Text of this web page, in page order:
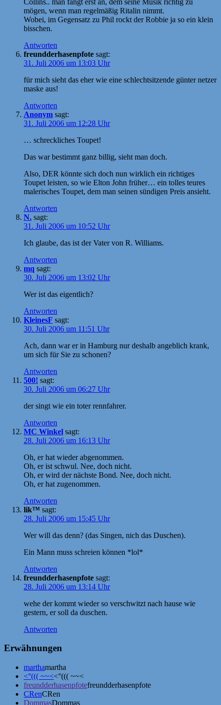
mögen, wenn man regelmäßig Ritalin nimmt.
Wobei, im Gegensatz zu Phil rockt der Robbie ja so ein klein
bisschen.
Antworten
freundderhasenpfote sagt:
31. Juli 2006 um 13:03 Uhr
für mich sieht das eher wie eine schlechtsitzende günter netzer
maske aus!
Antworten
Anonym sagt:
31. Juli 2006 um 12:28 Uhr
… schreckliches Toupet!
Das war bestimmt ganz billig, sieht man doch.
Also, DER könnte sich doch nun wirklich ein richtiges
Toupet leisten, so wie Elton John früher… ein tolles teures
malerisches Toupet, dem man seinen sündigen Preis ansieht.
Antworten
N. sagt:
31. Juli 2006 um 10:52 Uhr
Ich glaube, das ist der Vater von R. Williams.
Antworten
mq sagt:
30. Juli 2006 um 13:02 Uhr
Wer ist das eigentlich?
Antworten
KleinesF sagt:
30. Juli 2006 um 11:51 Uhr
Ach, dann war er in Hamburg nur deshalb angeblich krank,
um sich für Sie zu schonen?
Antworten
500! sagt:
30. Juli 2006 um 06:27 Uhr
der singt wie ein toter rennfahrer.
Antworten
MC Winkel sagt:
28. Juli 2006 um 16:13 Uhr
Oh, er hat wieder abgenommen.
Oh, er ist schwul. Nee, doch nicht.
Oh, er wird der nächste Bond. Nee, doch nicht.
Oh, er hat zugenommen.
Antworten
lik™ sagt:
28. Juli 2006 um 15:45 Uhr
Wer will das denn? (das Singen, nich das Duschen).
Ein Mann muss schreien können *lol*
Antworten
freundderhasenpfote sagt:
28. Juli 2006 um 13:14 Uhr
wehe der kommt wieder so verschwitzt nach hause wie
gestern, er soll da duschen.
Antworten
Erwähnungen
marthamartha
<°((( ~~<<°((( ~~<
freundderhasenpfotefreundderhasenpfote
CRenCRen
DommasDommas